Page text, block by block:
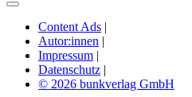
Content Ads |
Autor:innen |
Impressum |
Datenschutz |
© 2026 bunkverlag GmbH